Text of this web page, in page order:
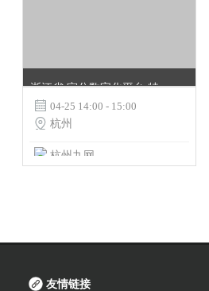
浙江省 室分数字化平台 特殊站点归档培训
 04-25 14:00 - 15:00
 杭州
杭州九网
友情链接